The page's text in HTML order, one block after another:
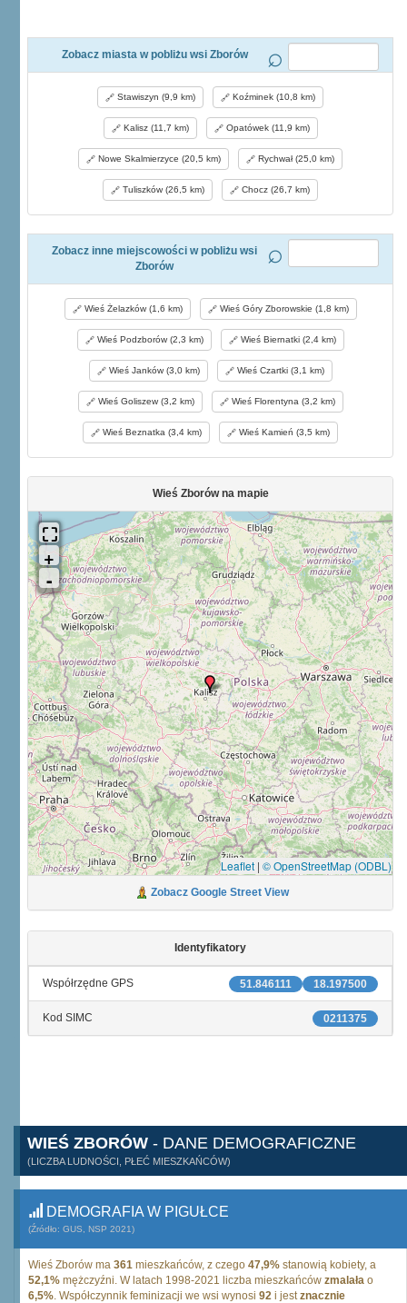
Zobacz miasta w pobliżu wsi Zborów
Stawiszyn (9,9 km) Koźminek (10,8 km)
Kalisz (11,7 km) Opatówek (11,9 km)
Nowe Skalmierzyce (20,5 km) Rychwał (25,0 km)
Tuliszków (26,5 km) Chocz (26,7 km)
Zobacz inne miejscowości w pobliżu wsi
Zborów
Wieś Żelazków (1,6 km) Wieś Góry Zborowskie (1,8 km)
Wieś Podzborów (2,3 km) Wieś Biernatki (2,4 km)
Wieś Janków (3,0 km) Wieś Czartki (3,1 km)
Wieś Goliszew (3,2 km) Wieś Florentyna (3,2 km)
Wieś Beznatka (3,4 km) Wieś Kamień (3,5 km)
Wieś Zborów na mapie
Leaflet | © OpenStreetMap (ODBL)
Zobacz Google Street View
Identyfikatory
18.197500
51.846111
Współrzędne GPS
0211375
Kod SIMC
WIEŚ ZBORÓW - DANE DEMOGRAFICZNE
(LICZBA LUDNOŚCI, PŁEĆ MIESZKAŃCÓW)
DEMOGRAFIA W PIGUŁCE
(Źródło: GUS, NSP 2021)
Wieś Zborów ma 361 mieszkańców, z czego 47,9% stanowią kobiety, a
52,1% mężczyźni. W latach 1998-2021 liczba mieszkańców zmalała o
6,5%. Współczynnik feminizacji we wsi wynosi 92 i jestznacznie